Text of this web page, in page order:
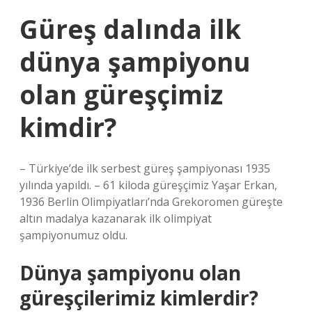
Güreş dalında ilk
dünya şampiyonu
olan güreşçimiz
kimdir?
– Türkiye’de ilk serbest güreş şampiyonası 1935
yılında yapıldı. – 61 kiloda güreşçimiz Yaşar Erkan,
1936 Berlin Olimpiyatları’nda Grekoromen güreşte
altın madalya kazanarak ilk olimpiyat
şampiyonumuz oldu.
Dünya şampiyonu olan
güreşçilerimiz kimlerdir?